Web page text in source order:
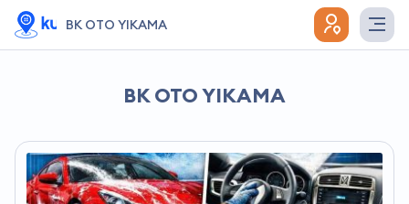
BK OTO YIKAMA
BK OTO YIKAMA